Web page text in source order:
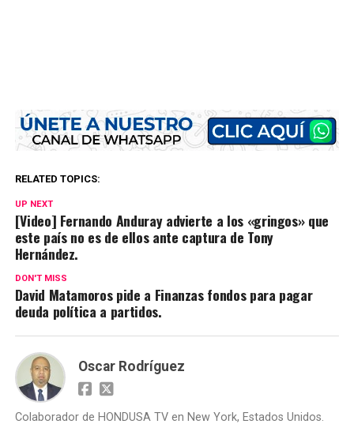
RELATED TOPICS:
UP NEXT
[Video] Fernando Anduray advierte a los «gringos» que
este país no es de ellos ante captura de Tony
Hernández.
DON'T MISS
David Matamoros pide a Finanzas fondos para pagar
deuda política a partidos.
Oscar Rodríguez
Colaborador de HONDUSA TV en New York, Estados Unidos.